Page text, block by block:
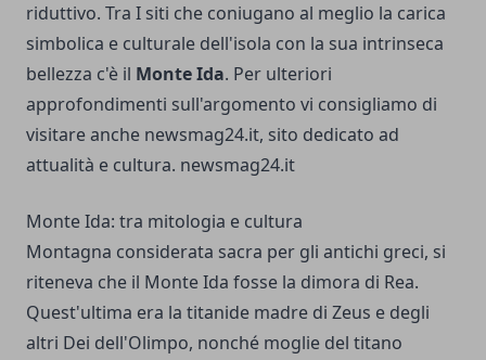
riduttivo. Tra I siti che coniugano al meglio la carica
simbolica e culturale dell'isola con la sua intrinseca
bellezza c'è il Monte Ida. Per ulteriori
approfondimenti sull'argomento vi consigliamo di
visitare anche newsmag24.it, sito dedicato ad
attualità e cultura. newsmag24.it
Monte Ida: tra mitologia e cultura
Montagna considerata sacra per gli antichi greci, si
riteneva che il Monte Ida fosse la dimora di Rea.
Quest'ultima era la titanide madre di Zeus e degli
altri Dei dell'Olimpo, nonché moglie del titano